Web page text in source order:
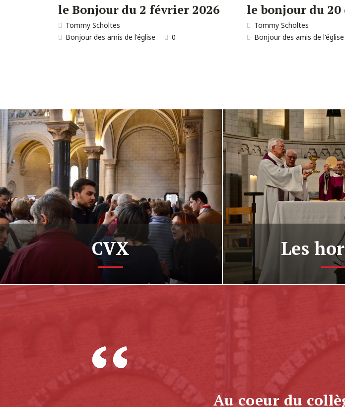
le Bonjour du 2 février 2026
Tommy Scholtes
Bonjour des amis de l'église
0
le bonjour du 20
Tommy Scholtes
Bonjour des amis de l'église
CVX Les
L’Eucharistie